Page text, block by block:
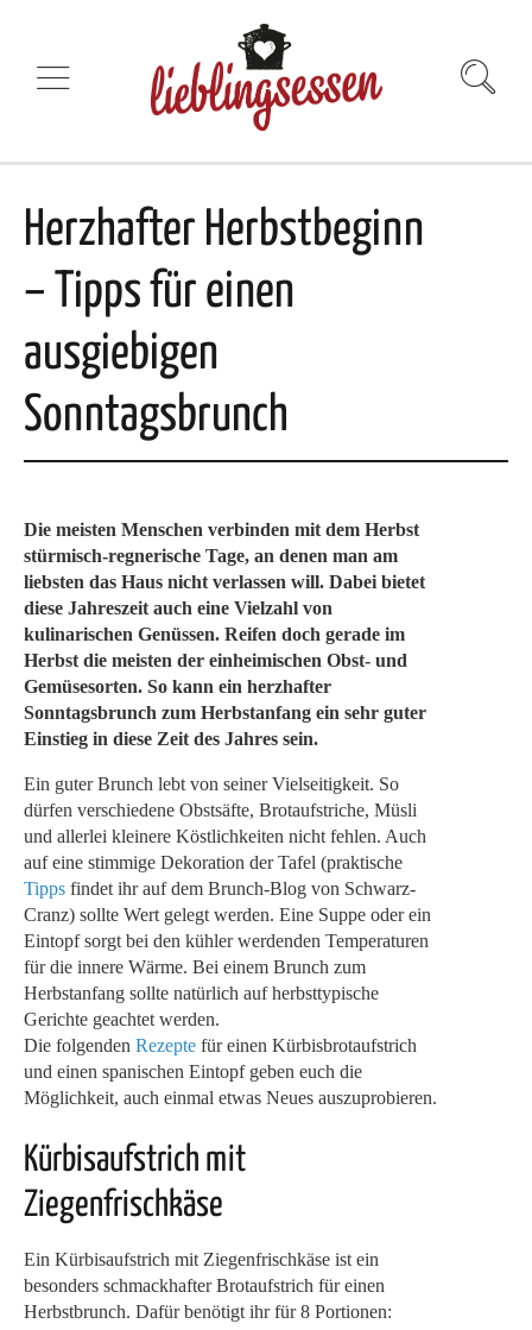
Herzhafter Herbstbeginn
– Tipps für einen
ausgiebigen
Sonntagsbrunch
Die meisten Menschen verbinden mit dem Herbst
stürmisch-regnerische Tage, an denen man am
liebsten das Haus nicht verlassen will. Dabei bietet
diese Jahreszeit auch eine Vielzahl von
kulinarischen Genüssen. Reifen doch gerade im
Herbst die meisten der einheimischen Obst- und
Gemüsesorten. So kann ein herzhafter
Sonntagsbrunch zum Herbstanfang ein sehr guter
Einstieg in diese Zeit des Jahres sein.
Ein guter Brunch lebt von seiner Vielseitigkeit. So
dürfen verschiedene Obstsäfte, Brotaufstriche, Müsli
und allerlei kleinere Köstlichkeiten nicht fehlen. Auch
auf eine stimmige Dekoration der Tafel (praktische
Tipps findet ihr auf dem Brunch-Blog von Schwarz-
Cranz) sollte Wert gelegt werden. Eine Suppe oder ein
Eintopf sorgt bei den kühler werdenden Temperaturen
für die innere Wärme. Bei einem Brunch zum
Herbstanfang sollte natürlich auf herbsttypische
Gerichte geachtet werden.
Die folgenden Rezepte für einen Kürbisbrotaufstrich
und einen spanischen Eintopf geben euch die
Möglichkeit, auch einmal etwas Neues auszuprobieren.
Kürbisaufstrich mit
Ziegenfrischkäse
Ein Kürbisaufstrich mit Ziegenfrischkäse ist ein
besonders schmackhafter Brotaufstrich für einen
Herbstbrunch. Dafür benötigt ihr für 8 Portionen: